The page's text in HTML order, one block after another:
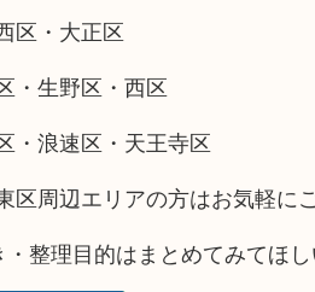
区・大正区
・生野区・西区
・浪速区・天王寺区
周辺エリアの方はお気軽に
整理目的はまとめてみてほし